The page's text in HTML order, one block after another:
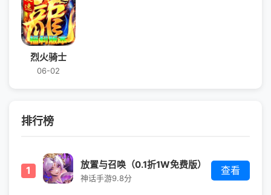
烈火骑士
06-02
排行榜
1 放置与召唤（0.1折1W免费版）
神话手游9.8分
查看